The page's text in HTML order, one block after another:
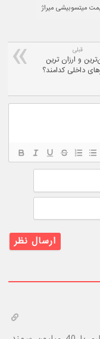
میتسوبیشی میراژ
قبلی
و ارزان ترین
داخلی کدامند؟
نام
ایمیل